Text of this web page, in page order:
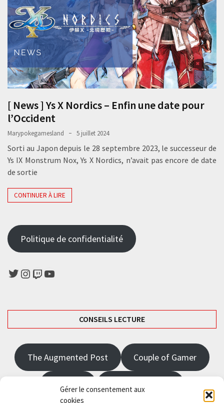
Gérer le consentement aux
cookies
[ News ] Ys X Nordics – Enfin une date pour
l’Occident
Marypokegamesland 5 juillet 2024
Sorti au Japon depuis le 28 septembre 2023, le successeur de
Ys IX Monstrum Nox, Ys X Nordics, n’avait pas encore de date
de sortie
CONTINUER À LIRE
Politique de confidentialité
Twitter
Instagram
TwitchYouTube
CONSEILS LECTURE
The Augmented Post Couple of Gamer
JRPGFR State of Gaming